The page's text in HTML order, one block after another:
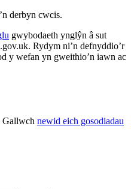
derbyn cwcis.
gwybodaeth ynglŷn â sut
Rydym ni’n defnyddio’r
y wefan yn gweithio’n iawn ac
Gallwch newid eich gosodiadau